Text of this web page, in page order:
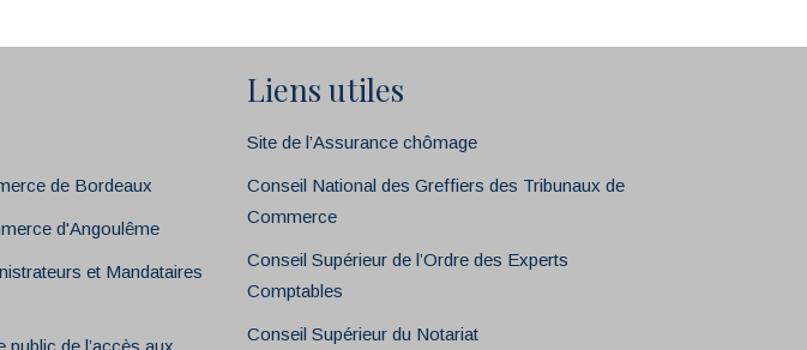
de Bordeaux
d'Angoulême
et Mandataires
de l’accès aux
Liens utiles
Site de l’Assurance chômage
Conseil National des Greffiers des Tribunaux de
Commerce
Conseil Supérieur de l’Ordre des Experts
Comptables
Conseil Supérieur du Notariat